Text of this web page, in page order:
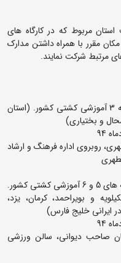
مربوط که در کارگاه های
زمان و مکان مقرر با همراه داشتن مدارک
مرتبط شرکت نمایند.
1- کارگاه دانش افزایی مربیان درجه 3 منطقه 3 آموزشی کشتی کشور. (استان
و بختیاری)
روبروی اداره فرهنگ و ارشاد
2- کارگاه دانش افزایی مربیان درجه 3 منطقه های 5 و 6 آموزشی کشتی کشور.
و بویراحمد، کرمان، یزد،
ایرانی خلیج فارس)
صاحب دیوانی، سالن ورزشی